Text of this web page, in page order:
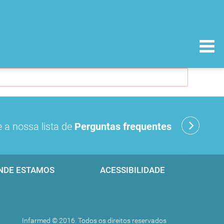
a nossa lista de Perguntas frequentes
ESTAMOS ACESSIBILIDADE
Infarmed © 2016. Todos os direitos reservados